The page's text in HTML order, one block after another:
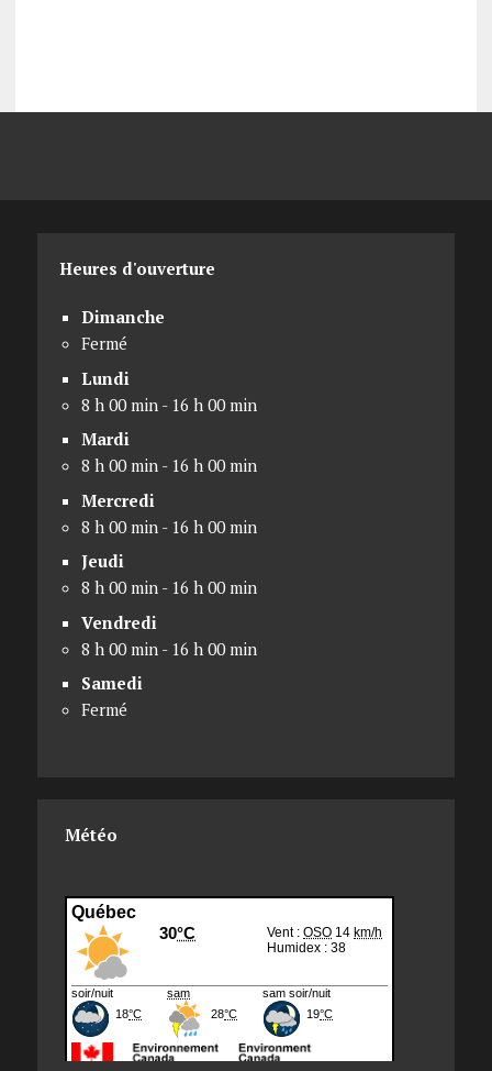
Heures d'ouverture
Dimanche
Fermé
Lundi
8 h 00 min - 16 h 00 min
Mardi
8 h 00 min - 16 h 00 min
Mercredi
8 h 00 min - 16 h 00 min
Jeudi
8 h 00 min - 16 h 00 min
Vendredi
8 h 00 min - 16 h 00 min
Samedi
Fermé
Météo